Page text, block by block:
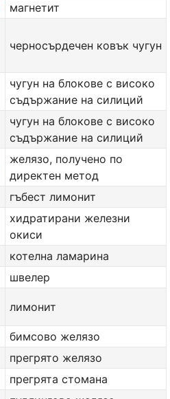
магнетит
черносърдечен ковък чугун
чугун на блокове с високо
съдържание на силиций
чугун на блокове с високо
съдържание на силиций
желязо, получено по
директен метод
гъбест лимонит
хидратирани железни
окиси
котелна ламарина
швелер
лимонит
бимсово желязо
прегрято желязо
прегрята стомана